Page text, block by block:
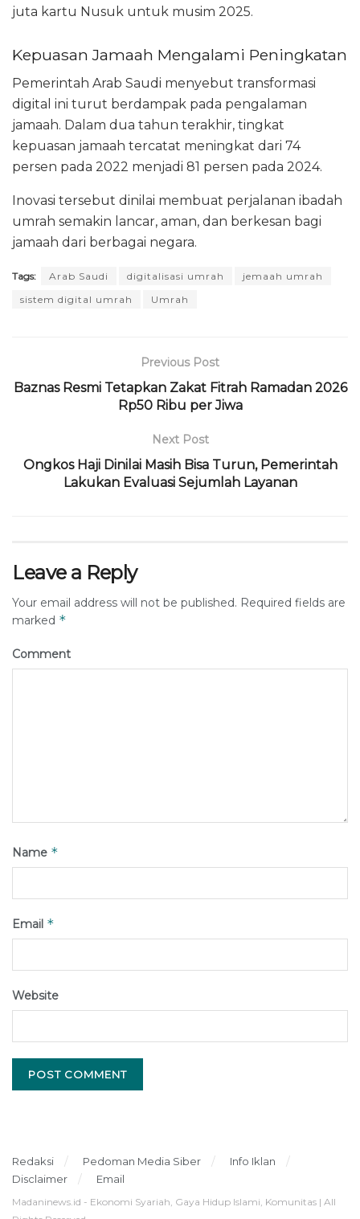
juta kartu Nusuk untuk musim 2025.
Kepuasan Jamaah Mengalami Peningkatan
Pemerintah Arab Saudi menyebut transformasi
digital ini turut berdampak pada pengalaman
jamaah. Dalam dua tahun terakhir, tingkat
kepuasan jamaah tercatat meningkat dari 74
persen pada 2022 menjadi 81 persen pada 2024.
Inovasi tersebut dinilai membuat perjalanan ibadah
umrah semakin lancar, aman, dan berkesan bagi
jamaah dari berbagai negara.
Tags: Arab Saudi digitalisasi umrah
jemaah umrah
sistem digital umrah
Umrah
Previous Post
Baznas Resmi Tetapkan Zakat Fitrah Ramadan 2026
Rp50 Ribu per Jiwa
Next Post
Ongkos Haji Dinilai Masih Bisa Turun, Pemerintah
Lakukan Evaluasi Sejumlah Layanan
Leave a Reply
Your email address will not be published. Required fields are
marked *
Comment
Name *
Email *
Website
Redaksi Pedoman Media Siber
Info Iklan
Disclaimer
Email
Madaninews.id - Ekonomi Syariah, Gaya Hidup Islami, Komunitas | All